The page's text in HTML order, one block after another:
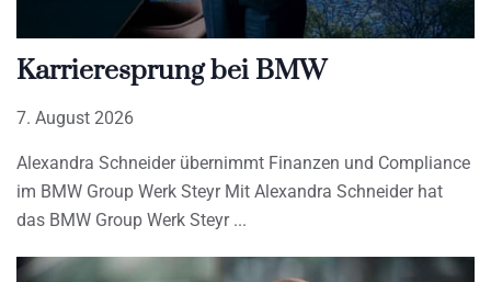
Karrieresprung bei BMW
7. August 2026
Alexandra Schneider übernimmt Finanzen und Compliance
im BMW Group Werk Steyr Mit Alexandra Schneider hat
das BMW Group Werk Steyr